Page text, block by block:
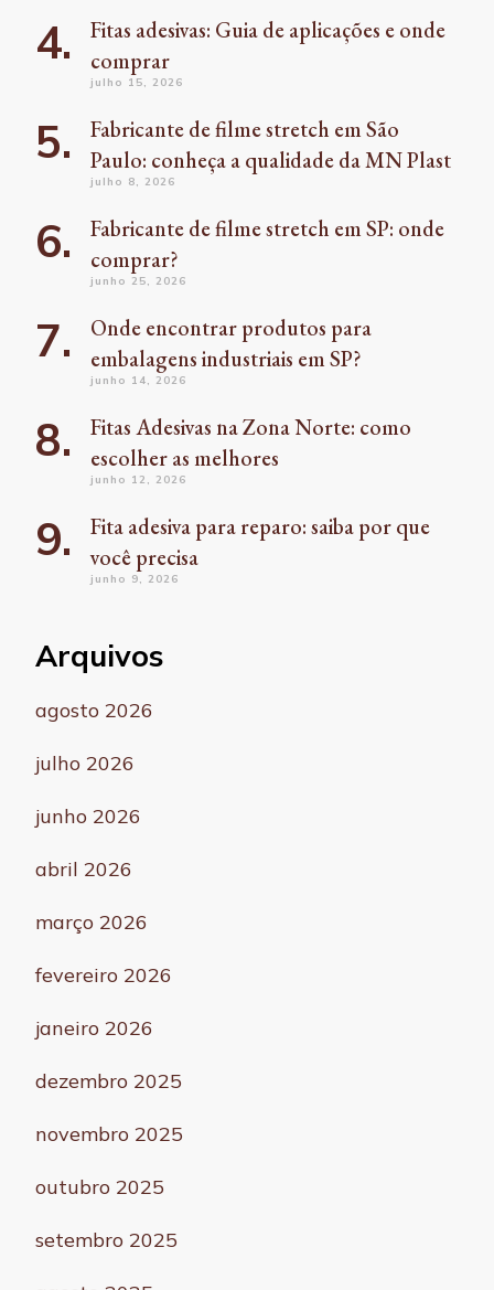
Fitas adesivas: Guia de aplicações e onde
comprar
julho 15, 2026
Fabricante de filme stretch em São
Paulo: conheça a qualidade da MN Plast
julho 8, 2026
Fabricante de filme stretch em SP: onde
comprar?
junho 25, 2026
Onde encontrar produtos para
embalagens industriais em SP?
junho 14, 2026
Fitas Adesivas na Zona Norte: como
escolher as melhores
junho 12, 2026
Fita adesiva para reparo: saiba por que
você precisa
junho 9, 2026
Arquivos
agosto 2026
julho 2026
junho 2026
abril 2026
março 2026
fevereiro 2026
janeiro 2026
dezembro 2025
novembro 2025
outubro 2025
setembro 2025